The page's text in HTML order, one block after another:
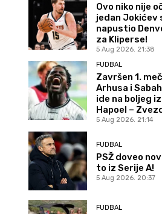
Ovo niko nije
jedan Jokićev
napustio
za Kliperse!
5 Aug 2026. 21:38
FUDBAL
Završen 1.
Arhusa i
ide na boljeg
Hapoel –
5 Aug 2026. 21:14
FUDBAL
PSŽ doveo
to iz Serije A!
5 Aug 2026. 20:37
FUDBAL